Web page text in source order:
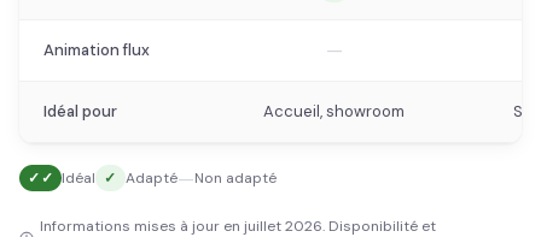
Animation flux —
Idéal pour Accueil, showroom
✓✓ Idéal ✓ Adapté—Non adapté
Informations mises à jour en juillet 2026. Disponibilité et